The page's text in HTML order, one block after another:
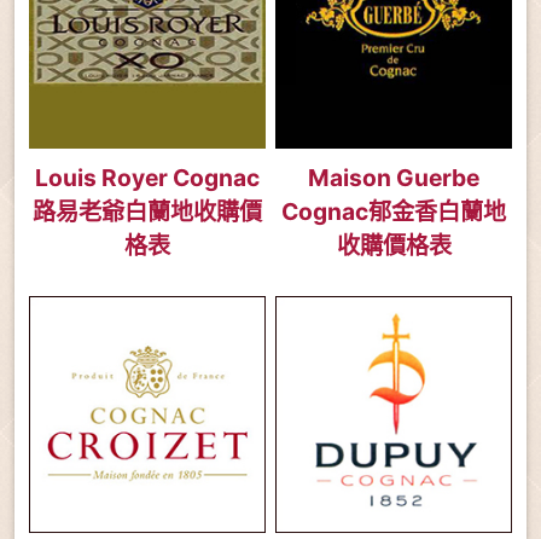
Louis Royer Cognac
路易老爺白蘭地收購價
格表
Maison Guerbe
Cognac郁金香白蘭地
收購價格表